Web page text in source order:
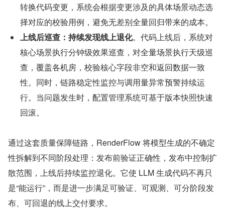
转换代码变更，系统会根据变更涉及的具体场景动态选
择对应的校验用例，避免无差别全量回归带来的成本。
上线后巡查：持续发现线上退化。代码上线后，系统对
核心场景执行分钟级效果巡查，对全量场景执行天级巡
查，覆盖各机房，校验核心字段非空和返回数据一致
性。同时，链路稳定性监控与调用量异常预警持续运
行。当问题发生时，配置管理系统可基于版本快照快速
回滚。
通过这套质量保障链路，RenderFlow 将模型生成的不确定
性拆解到不同阶段处理：发布前验证正确性，发布中控制扩
散范围，上线后持续监控退化。它使 LLM 生成代码不再只
是“能运行”，而是进一步满足可验证、可观测、可分阶段发
布、可回退的线上交付要求。